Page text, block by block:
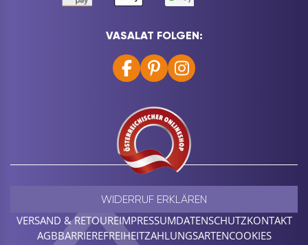
VASALAT FOLGEN:
VERSAND & RETOUREIMPRESSUMDATENSCHUTZKONTAKT
AGBBARRIEREFREIHEITZAHLUNGSARTENCOOKIES
WIDERRUF ERKLÄREN